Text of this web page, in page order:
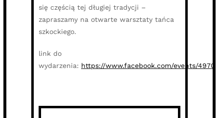
się częścią tej długiej tradycji –
zapraszamy na otwarte warsztaty tańca
szkockiego.
link do
wydarzenia: https://www.facebook.com/events/